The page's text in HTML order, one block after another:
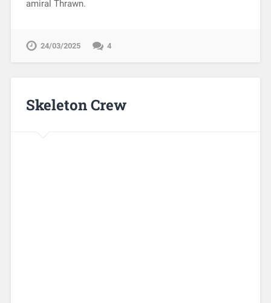
amiral Thrawn.
24/03/2025 4
Skeleton Crew